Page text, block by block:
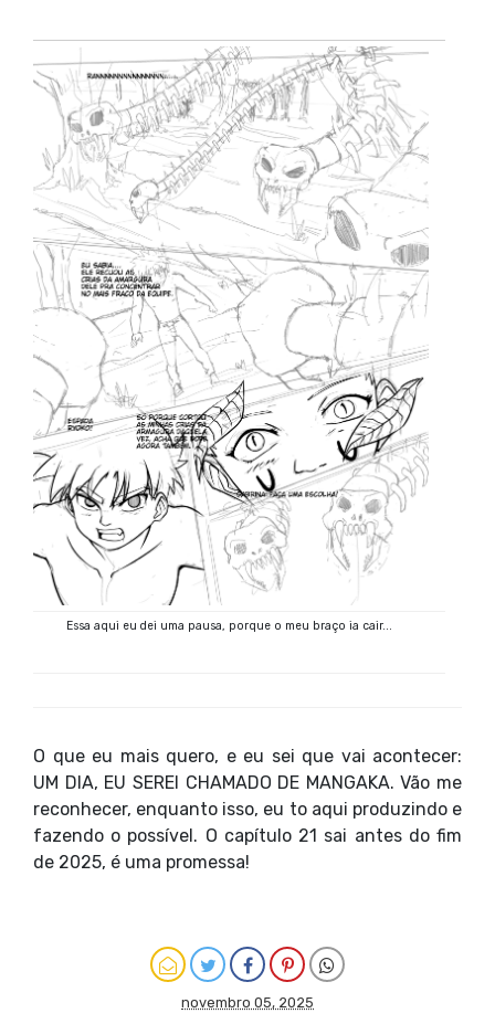
Essa aqui eu dei uma pausa, porque o meu braço ia cair...
O que eu mais quero, e eu sei que vai acontecer:
UM DIA, EU SEREI CHAMADO DE MANGAKA. Vão me
reconhecer, enquanto isso, eu to aqui produzindo e
fazendo o possível. O capítulo 21 sai antes do fim
de 2025, é uma promessa!
novembro 05, 2025